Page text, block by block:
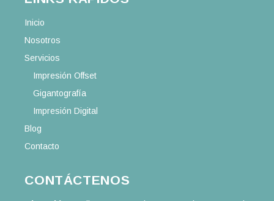
Inicio
Nosotros
Servicios
Impresión Offset
Gigantografía
Impresión Digital
Blog
Contacto
CONTÁCTENOS